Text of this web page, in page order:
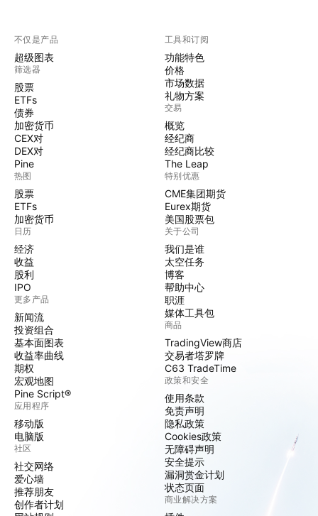
不仅是产品
超级图表
筛选器
股票
ETFs
债券
加密货币
CEX对
DEX对
Pine
热图
股票
ETFs
加密货币
日历
经济
收益
股利
IPO
更多产品
新闻流
投资组合
基本面图表
收益率曲线
期权
宏观地图
Pine Script®
应用程序
移动版
电脑版
社区
社交网络
爱心墙
推荐朋友
创作者计划
工具和订阅
功能特色
价格
市场数据
礼物方案
交易
概览
经纪商
经纪商比较
The Leap
特别优惠
CME集团期货
Eurex期货
美国股票包
关于公司
我们是谁
太空任务
博客
帮助中心
职涯
媒体工具包
商品
TradingView商店
交易者塔罗牌
C63 TradeTime
政策和安全
使用条款
免责声明
隐私政策
Cookies政策
无障碍声明
安全提示
漏洞赏金计划
状态页面
商业解决方案